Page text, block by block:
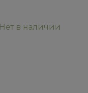
Нет в наличии